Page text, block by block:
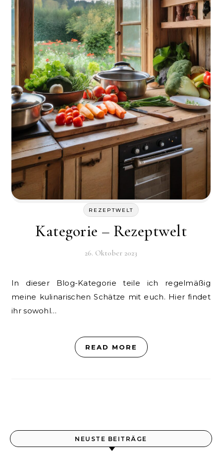
REZEPTWELT
Kategorie – Rezeptwelt
26. Oktober 2023
In dieser Blog-Kategorie teile ich regelmäßig
meine kulinarischen Schätze mit euch. Hier findet
ihr sowohl…
READ MORE
NEUSTE BEITRÄGE